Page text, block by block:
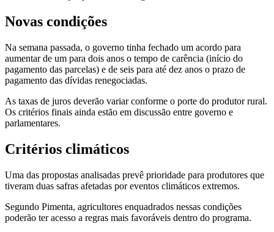
Novas condições
Na semana passada, o governo tinha fechado um acordo para
aumentar de um para dois anos o tempo de carência (início do
pagamento das parcelas) e de seis para até dez anos o prazo de
pagamento das dívidas renegociadas.
As taxas de juros deverão variar conforme o porte do produtor rural.
Os critérios finais ainda estão em discussão entre governo e
parlamentares.
Critérios climáticos
Uma das propostas analisadas prevê prioridade para produtores que
tiveram duas safras afetadas por eventos climáticos extremos.
Segundo Pimenta, agricultores enquadrados nessas condições
poderão ter acesso a regras mais favoráveis dentro do programa.